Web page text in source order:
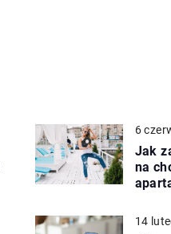
6
Jak
na
14